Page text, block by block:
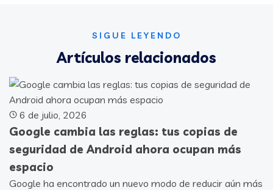
SIGUE LEYENDO
Artículos relacionados
6 de julio, 2026
Google cambia las reglas: tus copias de
seguridad de Android ahora ocupan más
espacio
Google ha encontrado un nuevo modo de reducir aún más